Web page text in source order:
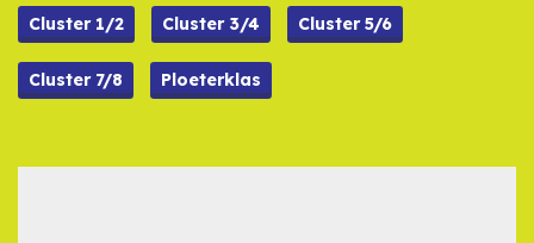
Rondleiding
Contact
Cluster 1/2 Cluster 3/4 Cluster 5/6
Cluster 7/8 Ploeterklas